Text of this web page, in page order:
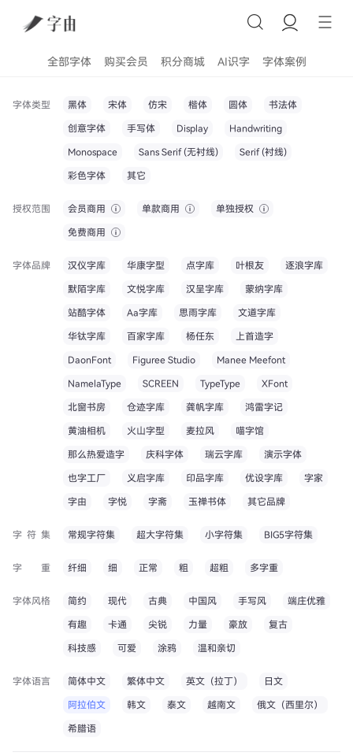
全部字体 购买会员 积分商城 AI识字 字体案例
字体类型 黑体 宋体 仿宋 楷体 圆体 书法体
创意字体 手写体 Display Handwriting
Monospace Sans Serif (无衬线) Serif (衬线)
彩色字体 其它
授权范围 会员商用 单款商用 单独授权
免费商用
字体品牌 汉仪字库 华康字型 点字库 叶根友 逐浪字库
默陌字库 文悦字库 汉呈字库 蒙纳字库
站酷字体 Aa字库 思雨字库 文道字库
华钛字库 百家字库 杨任东 上首造字
DaonFont Figuree Studio Manee Meefont
NamelaType SCREEN TypeType XFont
北窗书房 仓迹字库 龚帆字库 鸿雷字记
黄油相机 火山字型 麦拉风 喵字馆
那么热爱造字 庆科字体 瑞云字库 演示字体
也字工厂 义启字库 印品字库 优设字库 字家
字由 字悦 字斋 玉禅书体 其它品牌
字符集 常规字符集 超大字符集 小字符集 BIG5字符集
字重 纤细 细 正常 粗 超粗 多字重
字体风格 简约 现代 古典 中国风 手写风 端庄优雅
有趣 卡通 尖锐 力量 豪放 复古
科技感 可爱 涂鸦 温和亲切
字体语言 简体中文 繁体中文 英文（拉丁） 日文
阿拉伯文 韩文 泰文 越南文 俄文（西里尔）
希腊语